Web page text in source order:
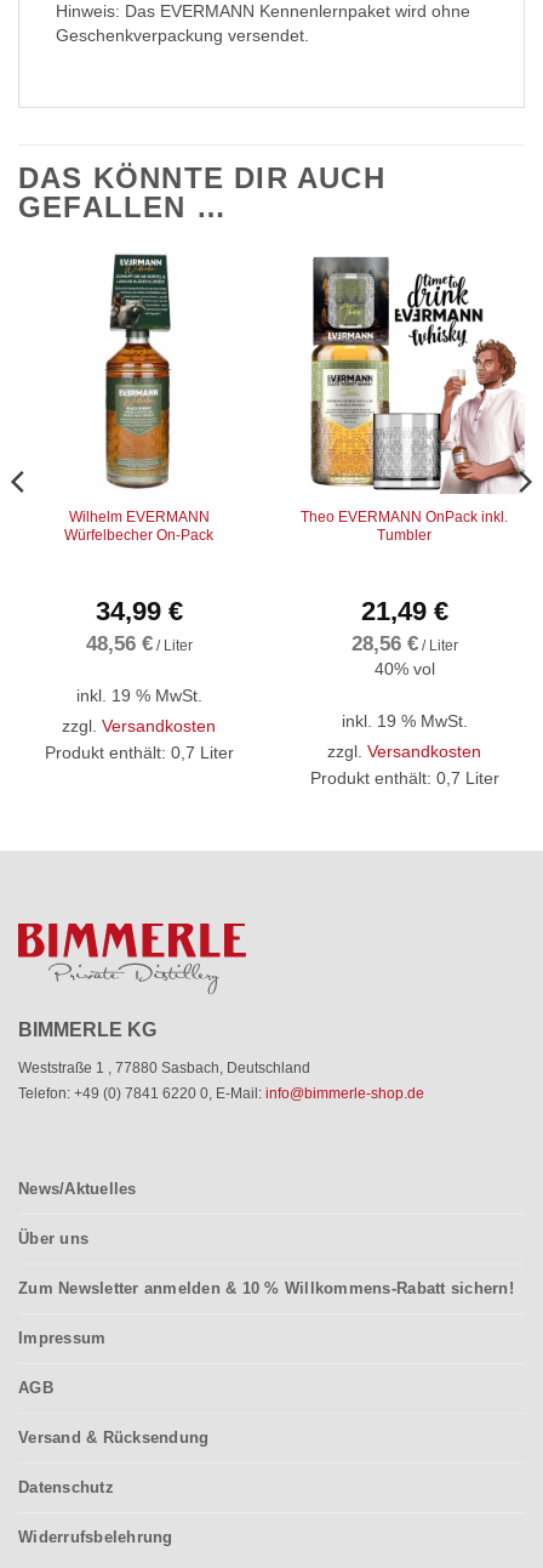
Hinweis: Das EVERMANN Kennenlernpaket wird ohne
Geschenkverpackung versendet.
DAS KÖNNTE DIR AUCH
GEFALLEN …
Wilhelm EVERMANN
Würfelbecher On-Pack
34,99 €
48,56 €/ Liter
inkl. 19 % MwSt.
zzgl. Versandkosten
Produkt enthält: 0,7 Liter
Theo EVERMANN OnPack inkl.
Tumbler
21,49 €
28,56 €/ Liter
40% vol
inkl. 19 % MwSt.
zzgl. Versandkosten
Produkt enthält: 0,7 Liter
BIMMERLE KG
Weststraße 1 77880 Sasbach
Deutschland
Telefon: +49 (0) 7841 6220 0
E-Mail: info@bimmerle-shop.de
News/Aktuelles
Über uns
Zum Newsletter anmelden & 10 % Willkommens-Rabatt sichern!
Impressum
AGB
Versand & Rücksendung
Datenschutz
Widerrufsbelehrung